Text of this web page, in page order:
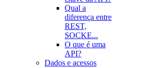
Qual a
diferença entre
REST,
SOCKE...
O que é uma
API?
Dados e acessos